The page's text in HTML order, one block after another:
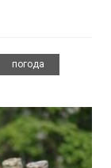
погода